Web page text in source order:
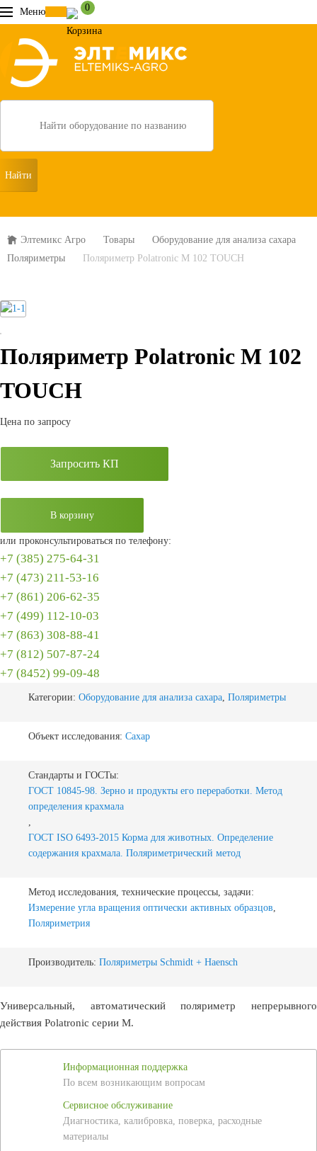
Меню 0
Search
Элтемикс Агро Товары
Оборудование для анализа сахара
Поляриметры
Поляриметр Polatronic M 102 TOUCH
Поляриметр Polatronic M 102
TOUCH
Цена по запросу
Запросить КП
В корзину
или проконсультироваться по телефону:
+7 (385) 275-64-31
+7 (473) 211-53-16
+7 (861) 206-62-35
+7 (499) 112-10-03
+7 (863) 308-88-41
+7 (812) 507-87-24
+7 (8452) 99-09-48
Категории: Оборудование для анализа сахара, Поляриметры
Объект исследования: Сахар
Стандарты и ГОСТы:
ГОСТ 10845-98. Зерно и продукты его переработки. Метод
определения крахмала
,
ГОСТ ISO 6493-2015 Корма для животных. Определение
содержания крахмала. Поляриметрический метод
Метод исследования, технические процессы, задачи:
Измерение угла вращения оптически активных образцов,
Поляриметрия
Производитель: Поляриметры Schmidt + Haensch
Универсальный, автоматический поляриметр непрерывного
действия Polatronic серии M.
Информационная поддержка
По всем возникающим вопросам
Сервисное обслуживание
Диагностика, калибровка, поверка, расходные
материалы